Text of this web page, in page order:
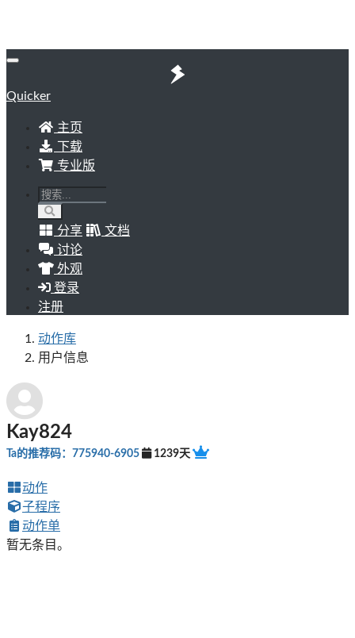
Quicker
主页
下载
专业版
分享
文档
讨论
外观
登录
注册
动作库
用户信息
Kay824
Ta的推荐码：775940-6905 1239天
动作
子程序
动作单
暂无条目。